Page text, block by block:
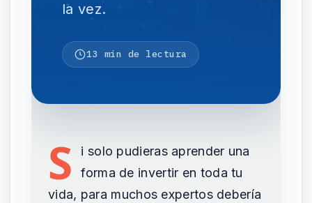
la vez.
13 min de lectura
S
i solo pudieras aprender una
forma de invertir en toda tu
vida, para muchos expertos debería